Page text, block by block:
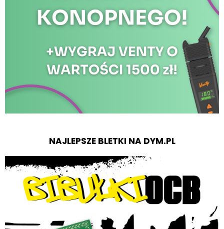
NAJLEPSZE BLETKI NA DYM.PL